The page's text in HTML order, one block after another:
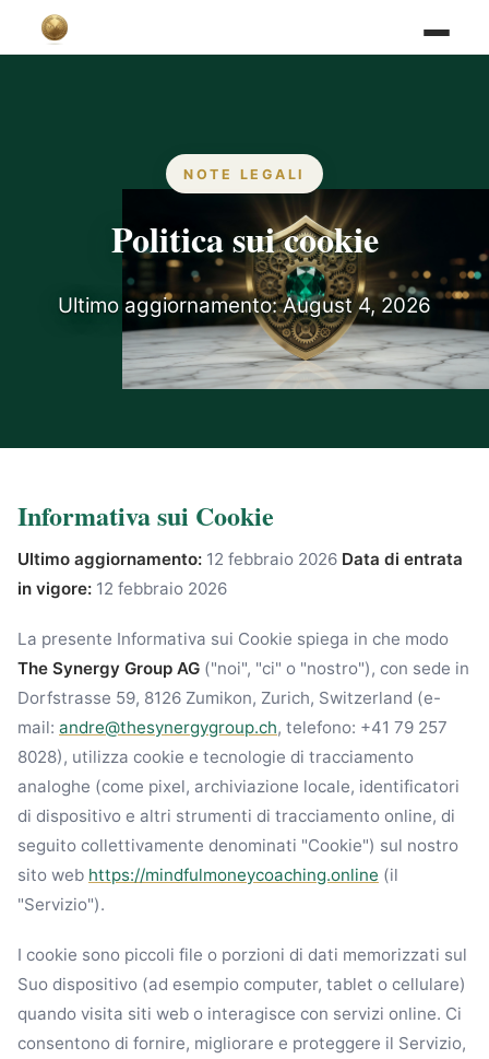
NOTE LEGALI
Politica sui cookie
Ultimo aggiornamento: August 4, 2026
Informativa sui Cookie
Ultimo aggiornamento: 12 febbraio 2026 Data di entrata
in vigore: 12 febbraio 2026
La presente Informativa sui Cookie spiega in che modo
The Synergy Group AG ("noi", "ci" o "nostro"), con sede in
Dorfstrasse 59, 8126 Zumikon, Zurich, Switzerland (e-
mail: andre@thesynergygroup.ch, telefono: +41 79 257
8028), utilizza cookie e tecnologie di tracciamento
analoghe (come pixel, archiviazione locale, identificatori
di dispositivo e altri strumenti di tracciamento online, di
seguito collettivamente denominati "Cookie") sul nostro
sito web https://mindfulmoneycoaching.online (il
"Servizio").
I cookie sono piccoli file o porzioni di dati memorizzati sul
Suo dispositivo (ad esempio computer, tablet o cellulare)
quando visita siti web o interagisce con servizi online. Ci
consentono di fornire, migliorare e proteggere il Servizio,